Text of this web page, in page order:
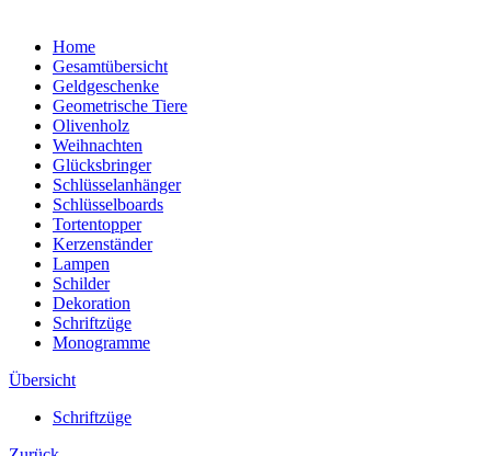
Home
Gesamtübersicht
Geldgeschenke
Geometrische Tiere
Olivenholz
Weihnachten
Glücksbringer
Schlüsselanhänger
Schlüsselboards
Tortentopper
Kerzenständer
Lampen
Schilder
Dekoration
Schriftzüge
Monogramme
Übersicht
Schriftzüge